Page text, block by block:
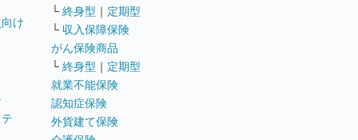
け
└ 終身型 ｜ 定期型
└ 収入保障保険
がん保険商品
└ 終身型 ｜ 定期型
就業不能保険
認知症保険
外貨建て保険